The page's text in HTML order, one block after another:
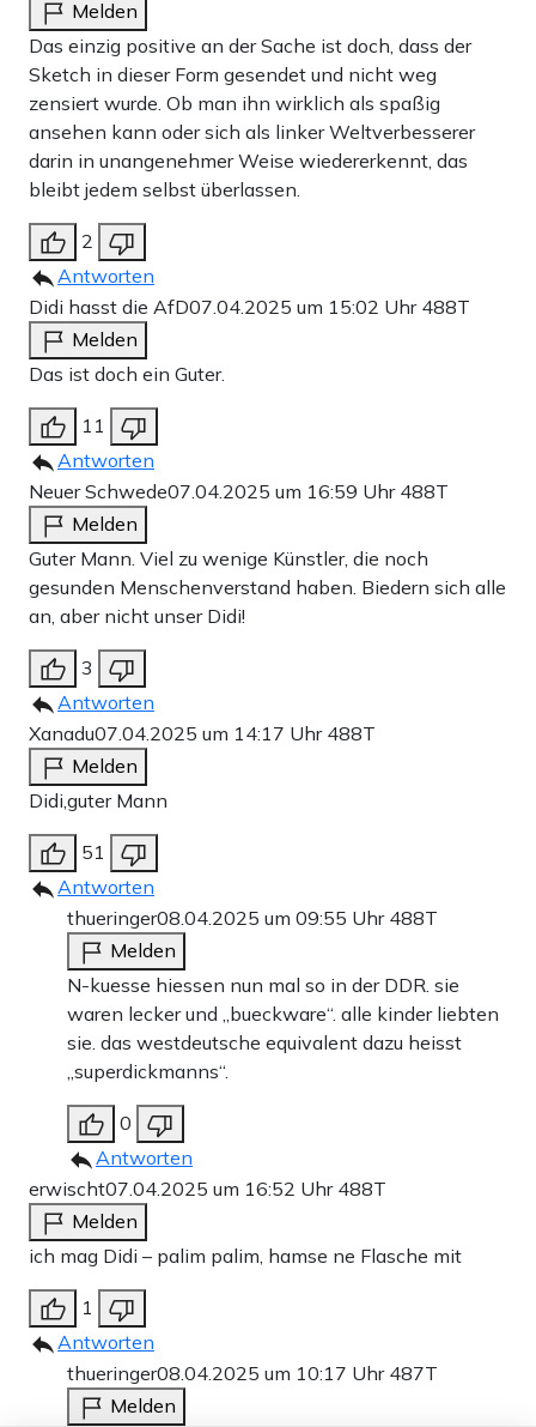
Melden
Das einzig positive an der Sache ist doch, dass der
Sketch in dieser Form gesendet und nicht weg
zensiert wurde. Ob man ihn wirklich als spaßig
ansehen kann oder sich als linker Weltverbesserer
darin in unangenehmer Weise wiedererkennt, das
bleibt jedem selbst überlassen.
2
Antworten
Didi hasst die AfD07.04.2025 um 15:02 Uhr 488T
Melden
Das ist doch ein Guter.
11
Antworten
Neuer Schwede07.04.2025 um 16:59 Uhr 488T
Melden
Guter Mann. Viel zu wenige Künstler, die noch
gesunden Menschenverstand haben. Biedern sich alle
an, aber nicht unser Didi!
3
Antworten
Xanadu07.04.2025 um 14:17 Uhr 488T
Melden
Didi,guter Mann
51
Antworten
thueringer08.04.2025 um 09:55 Uhr 488T
Melden
N-kuesse hiessen nun mal so in der DDR. sie
waren lecker und „bueckware“. alle kinder liebten
sie. das westdeutsche equivalent dazu heisst
„superdickmanns“.
0
Antworten
erwischt07.04.2025 um 16:52 Uhr 488T
Melden
ich mag Didi – palim palim, hamse ne Flasche mit
1
Antworten
thueringer08.04.2025 um 10:17 Uhr 487T
Melden